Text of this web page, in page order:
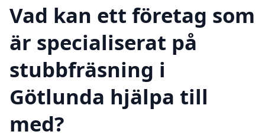
Vad kan ett företag som
är specialiserat på
stubbfräsning i
Götlunda hjälpa till
med?